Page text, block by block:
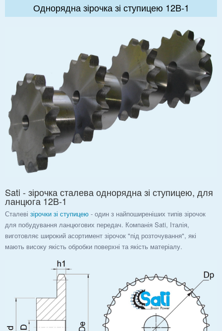
Однорядна зірочка зі ступицею 12B-1
Sati - зірочка сталева однорядна зі ступицею, для
ланцюга 12B-1
Сталеві зірочки зі ступицею - один з найпоширеніших типів зірочок
для побудування ланцюгових передач. Компанія Sati, Італія,
виготовляє широкий асортимент зірочок "під розточування", які
мають високу якість обробки поверхні та якість матеріалу.